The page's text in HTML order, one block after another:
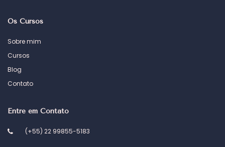
Os Cursos
Sobre mim
Cursos
Blog
Contato
Entre em Contato
(+55) 22 99855-5183